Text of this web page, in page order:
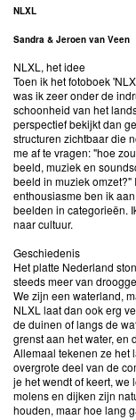
NLXL
Sandra & Jeroen van Veen
NLXL, het idee
Toen ik het fotoboek
was ik zeer onder de
schoonheid van het
perspectief bekijkt dan
structuren zichtbaar die
me af te vragen: "hoe
beeld, muziek en
beeld in muziek omzet?"
enthousiasme ben ik
beelden in categorieën.
naar cultuur.
Geschiedenis
Het platte Nederland
steeds meer van
We zijn een waterland,
NLXL laat dan ook erg
de duinen of langs de
grenst aan het water, en
Allemaal tekenen ze het
overgrote deel van de
je het wendt of keert, we
molens en dijken zijn
houden, maar hoe lang